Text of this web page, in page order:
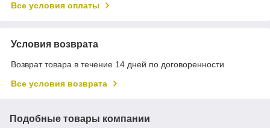
Все условия оплаты
Условия возврата
Возврат товара в течение 14 дней по договоренности
Все условия возврата
Подобные товары компании